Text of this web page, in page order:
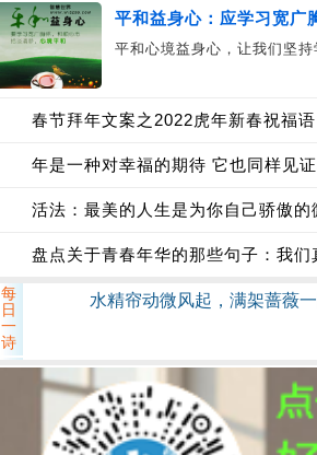
平和益身心：应学习宽广
平和心境益身心，让我们坚
春节拜年文案之2022虎年新春祝福
年是一种对幸福的期待 它也同样见
活法：最美的人生是为你自己骄傲的
盘点关于青春年华的那些句子：我们
日
一
诗
开
心